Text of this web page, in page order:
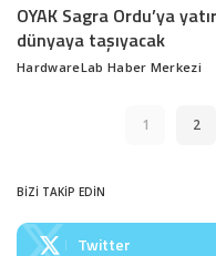
OYAK Sagra Ordu’ya
dünyaya taşıyacak
Posted
HardwareLab Haber Merkezi
1 2
BİZİ TAKİP EDİN
Twitter